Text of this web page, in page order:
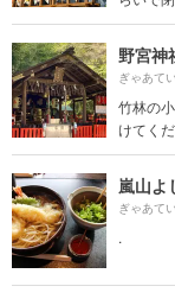
野宮神
ぎゃあて
竹林の
けてく
嵐山よ
ぎゃあて
.